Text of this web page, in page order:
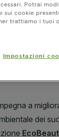
Potrai
sui cookie
trattiamo i tuoi
Impostazioni